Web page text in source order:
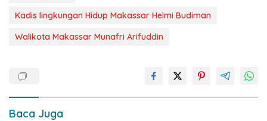
Kadis lingkungan Hidup Makassar Helmi Budiman
Walikota Makassar Munafri Arifuddin
Baca Juga